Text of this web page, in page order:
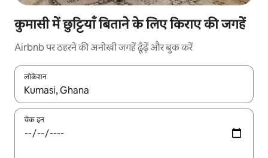
कुमासी में छुट्टियाँ बिताने के लिए किराए की जगहें
Airbnb पर ठहरने की अनोखी जगहें ढूँढ़ें और बुक करें
लोकेशन
नतीजों के उपलब्ध होने पर, अप और डाउन 'ऐरो की' का इस्तेमाल करके नेविगेट
चेक इन